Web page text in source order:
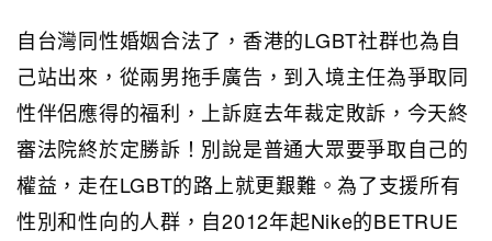
自台灣同性婚姻合法了，香港的LGBT社群也為自
己站出來，從兩男拖手廣告，到入境主任為爭取同
性伴侶應得的福利，上訴庭去年裁定敗訴，今天終
審法院終於定勝訴！別說是普通大眾要爭取自己的
權益，走在LGBT的路上就更艱難。為了支援所有
性別和性向的人群，自2012年起Nike的BETRUE